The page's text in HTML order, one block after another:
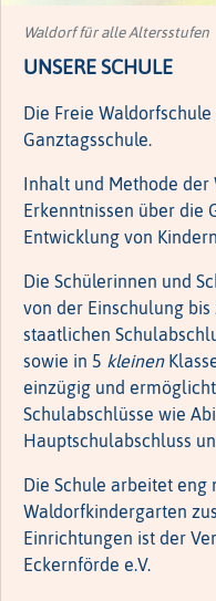
Waldorf für alle Altersstufen
UNSERE SCHULE
Die Freie
Ganztagsschule.
Inhalt und Methode
Erkenntnissen über die
Entwicklung von
Die Schülerinnen und
von der Einschulung
staatlichen
sowie in 5 kleinen
einzügig und
Schulabschlüsse wie
Hauptschulabschluss
Die Schule arbeitet
Waldorfkindergarten
Einrichtungen ist der
Eckernförde e.V.